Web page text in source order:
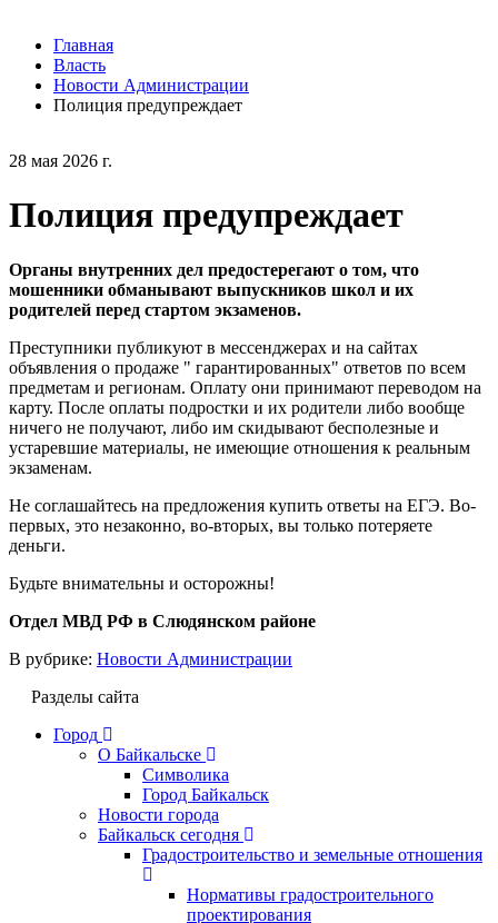
28 мая 2026 г.
Полиция предупреждает
Органы внутренних дел предостерегают о том, что
мошенники обманывают выпускников школ и их
родителей перед стартом экзаменов.
Преступники публикуют в мессенджерах и на сайтах
объявления о продаже " гарантированных" ответов по всем
предметам и регионам. Оплату они принимают переводом на
карту. После оплаты подростки и их родители либо вообще
ничего не получают, либо им скидывают бесполезные и
устаревшие материалы, не имеющие отношения к реальным
экзаменам.
Не соглашайтесь на предложения купить ответы на ЕГЭ. Во-
первых, это незаконно, во-вторых, вы только потеряете
деньги.
Будьте внимательны и осторожны!
Отдел МВД РФ в Слюдянском районе
В рубрике: Новости Администрации
Разделы сайта
Город
О Байкальске
Символика
Город Байкальск
Новости города
Байкальск сегодня
Градостроительство и земельные отношения
Нормативы градостроительного
проектирования
Главная
Власть
Новости Администрации
Полиция предупреждает